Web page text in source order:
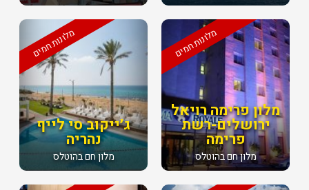
מלונות חמים
ג׳ייקוב סי לייף
נהריה
מלון חם בהוטלס
מלונות חמים
מלון פרימה רויאל
ירושלים-רשת
פרימה
מלון חם בהוטלס